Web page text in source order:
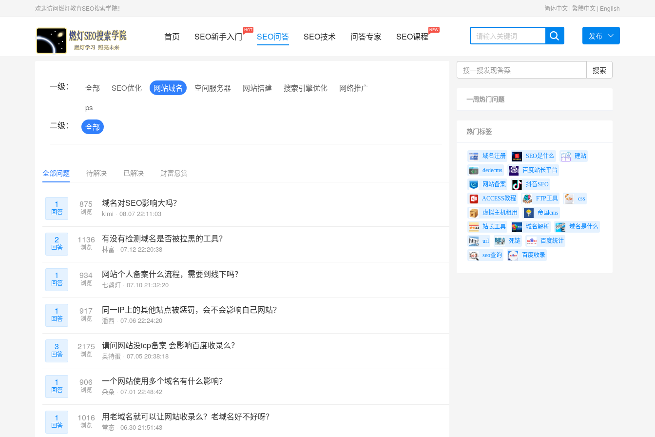
欢迎访问燃灯教育SEO搜索学院！ 简体中文 | 繁體中文 | English
首页 SEO新手入门
HOT
SEO问答 SEO技术 问答专家 SEO课程
NEW
发布
一级： 全部 SEO优化 网站域名 空间服务器 网站搭建 搜索引擎优化
网络推广
ps
二级： 全部
全部问题 待解决 已解决 财富悬赏
1
回答
875
浏览
域名对SEO影响大吗？
kimi 08.07 22:11:03
2
回答
1136
浏览
有没有检测域名是否被拉黑的工具？
林富 07.12 22:20:38
1
回答
934
浏览
网站个人备案什么流程，需要到线下吗？
七盏灯 07.10 21:32:20
1
回答
917
浏览
同一IP上的其他站点被惩罚，会不会影响自己网站？
潘西 07.06 22:24:20
3
回答
2175
浏览
请问网站没icp备案 会影响百度收录么？
奥特蛋 07.05 20:38:18
1
回答
906
浏览
一个网站使用多个域名有什么影响？
朵朵 07.01 22:48:42
1
回答
1016
浏览
用老域名就可以让网站收录么？老域名好不好呀？
常态 06.30 21:51:43
搜索
一周热门问题
热门标签
域名注册 SEO是什么 建站
dedecms 百度站长平台
网站备案 抖音SEO
ACCESS教程 FTP工具 css
虚拟主机租用 帝国cms
站长工具 域名解析 域名是什么
url 死链 百度统计
seo查询 百度收录